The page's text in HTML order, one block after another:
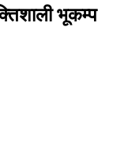
भूकम्प